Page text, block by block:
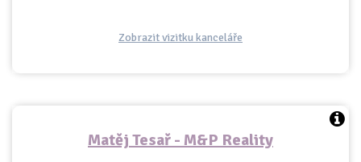
Zobrazit vizitku kanceláře
Matěj Tesař - M&P Reality